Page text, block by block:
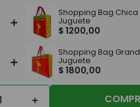
＋
Shopping Bag Chica
Juguete
$ 1200,00
＋
Shopping Bag
Juguete
$ 1800,00
＋